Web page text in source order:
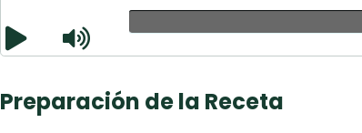
Preparación de la Receta